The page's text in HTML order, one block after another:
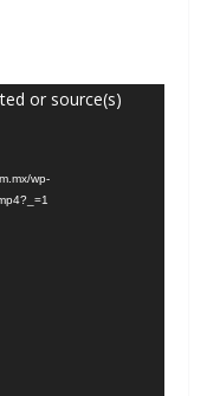
or source(s)
wp-